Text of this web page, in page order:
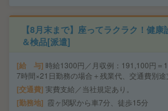
【8月末まで】座ってラクラク！健
＆検品[派遣]
給 与 時給1300円／月収例：191,100円＝
7時間×21日勤務の場合＋残業代、交通費別途
交通費 実費支給／当社規定あり。
勤務地 霞ヶ関駅から車7分、徒歩15分